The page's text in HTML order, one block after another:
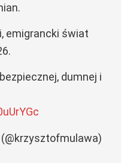
emigrancki świat
dumnej i